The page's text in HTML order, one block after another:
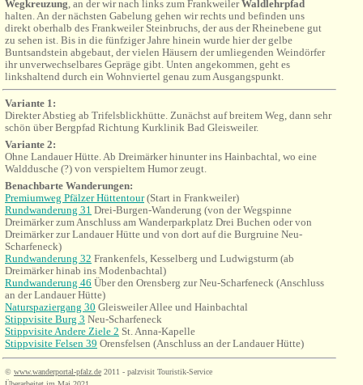
Wegkreuzung, an der wirnach links zum FrankweilerWaldlehrpfad
halten. An der nächsten Gabelung gehen wir rechts und befinden uns
direkt oberhalb des Frankweiler Steinbruchs, der aus der Rheinebene gut
zu sehen ist. Bis in die fünfziger Jahre hinein wurde hier der gelbe
Buntsandstein abgebaut, der vielen Häusern der umliegenden Weindörfer
ihr unverwechselbares Gepräge gibt. Unten angekommen, geht es
linkshaltend durch ein Wohnviertel genau zum Ausgangspunkt.
Variante 1:
Direkter Abstieg ab Trifelsblickhütte. Zunächst auf breitem Weg, dann sehr
schön über Bergpfad Richtung Kurklinik Bad Gleisweiler.
Variante 2:
Ohne Landauer Hütte. Ab Dreimärker hinunter ins Hainbachtal, wo eine
Walddusche (?) von verspieltem Humor zeugt.
Benachbarte Wanderungen:
Premiumweg Pfälzer Hüttentour(Start in Frankweiler)
Rundwanderung 31 Drei-Burgen-Wanderung (von der Wegspinne
Dreimärker zum Anschluss am Wanderparkplatz Drei Buchen oder von
Dreimärker zur Landauer Hütte und von dort auf die Burgruine Neu-
Scharfeneck)
Rundwanderung 32 Frankenfels, Kesselberg und Ludwigsturm (ab
Dreimärker hinab ins Modenbachtal)
Rundwanderung 46 Über den Orensberg zur Neu-Scharfeneck (Anschluss
an der Landauer Hütte)
Naturspaziergang 30 Gleisweiler Allee und Hainbachtal
Stippvisite Burg 3 Neu-Scharfeneck
Stippvisite Andere Ziele 2 St.Anna-Kapelle
Stippvisite Felsen 39 Orensfelsen (Anschluss an der Landauer Hütte)
© www.wanderportal-pfalz.de 2011 - palzvisit Touristik-Service